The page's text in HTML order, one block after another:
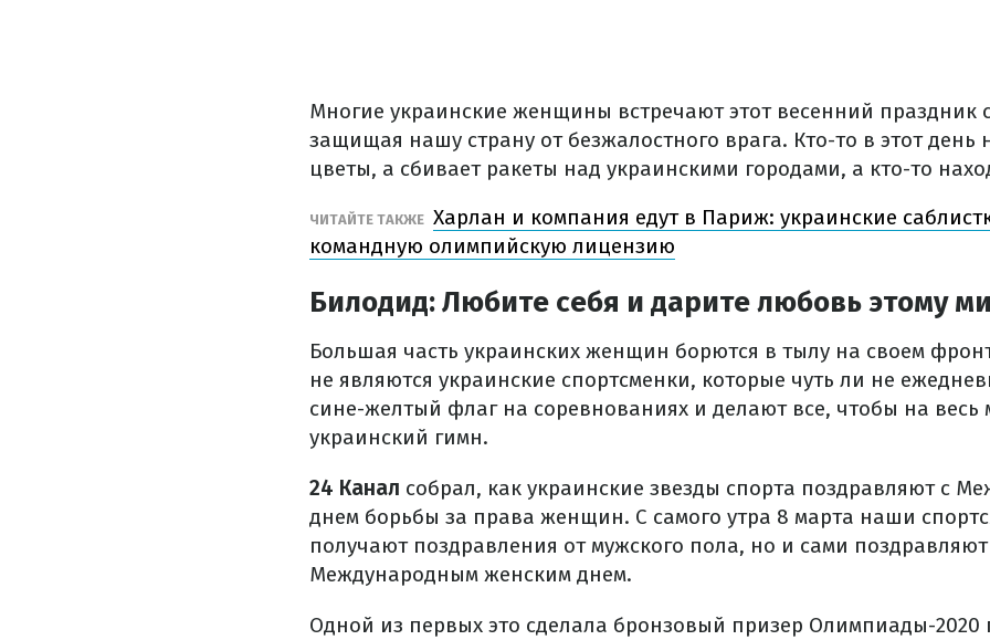
Многие украинские женщины встречают этот весенний праздник
защищая нашу страну от безжалостного врага. Кто-то в этот день
цветы, а сбивает ракеты над украинскими городами, а кто-то
ЧИТАЙТЕ ТАКЖЕ Харлан и компания едут в Париж: украинские
командную олимпийскую лицензию
Билодид: Любите себя и дарите любовь этому
Большая часть украинских женщин борются в тылу на своем
не являются украинские спортсменки, которые чуть ли не
сине-желтый флаг на соревнованиях и делают все, чтобы на весь
украинский гимн.
24 Канал собрал, как украинские звезды спорта поздравляют с
днем борьбы за права женщин. С самого утра 8 марта наши
получают поздравления от мужского пола, но и сами поздравляют
Международным женским днем.
Одной из первых это сделала бронзовый призер Олимпиады-2020